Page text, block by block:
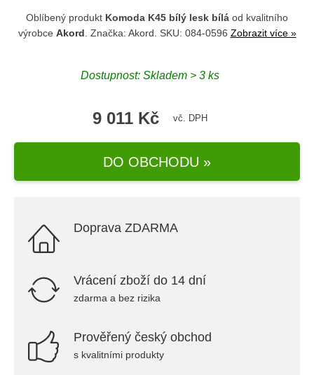
Oblíbený produkt Komoda K45 bílý lesk bílá od kvalitního
výrobce Akord . Značka: Akord . SKU: 084-0596 Zobrazit více »
Dostupnost: Skladem > 3 ks
9 011 Kč vč. DPH
DO OBCHODU »
Doprava ZDARMA
Vrácení zboží do 14 dní
zdarma a bez rizika
Prověřený český obchod
s kvalitními produkty